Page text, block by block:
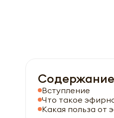
Содержание
Вступление
Что такое
Какая польза от